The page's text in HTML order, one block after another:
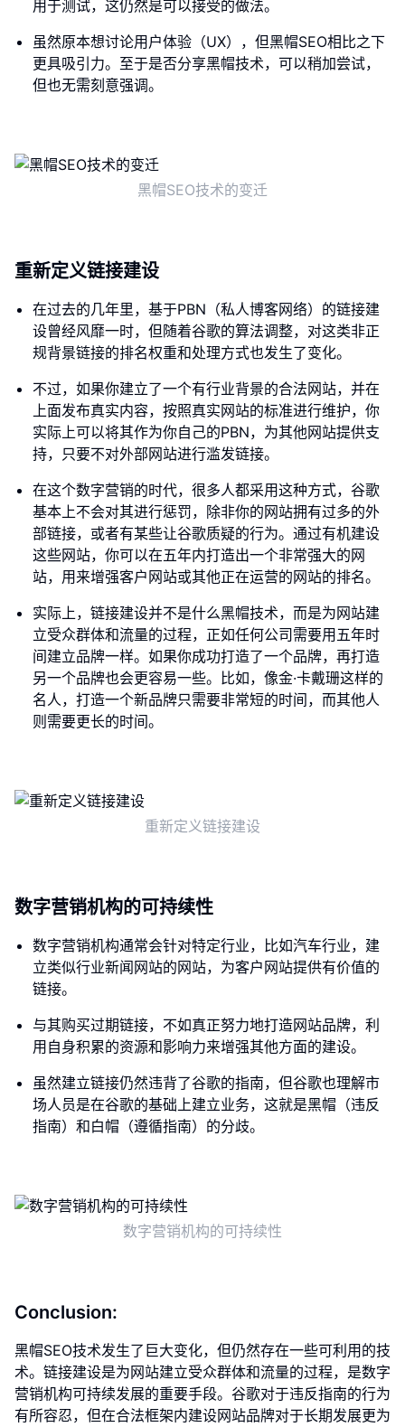
用于测试，这仍然是可以接受的做法。
虽然原本想讨论用户体验（UX），但黑帽SEO相比之下
更具吸引力。至于是否分享黑帽技术，可以稍加尝试，
但也无需刻意强调。
黑帽SEO技术的变迁
重新定义链接建设
在过去的几年里，基于PBN（私人博客网络）的链接建
设曾经风靡一时，但随着谷歌的算法调整，对这类非正
规背景链接的排名权重和处理方式也发生了变化。
不过，如果你建立了一个有行业背景的合法网站，并在
上面发布真实内容，按照真实网站的标准进行维护，你
实际上可以将其作为你自己的PBN，为其他网站提供支
持，只要不对外部网站进行滥发链接。
在这个数字营销的时代，很多人都采用这种方式，谷歌
基本上不会对其进行惩罚，除非你的网站拥有过多的外
部链接，或者有某些让谷歌质疑的行为。通过有机建设
这些网站，你可以在五年内打造出一个非常强大的网
站，用来增强客户网站或其他正在运营的网站的排名。
实际上，链接建设并不是什么黑帽技术，而是为网站建
立受众群体和流量的过程，正如任何公司需要用五年时
间建立品牌一样。如果你成功打造了一个品牌，再打造
另一个品牌也会更容易一些。比如，像金·卡戴珊这样的
名人，打造一个新品牌只需要非常短的时间，而其他人
则需要更长的时间。
重新定义链接建设
数字营销机构的可持续性
数字营销机构通常会针对特定行业，比如汽车行业，建
立类似行业新闻网站的网站，为客户网站提供有价值的
链接。
与其购买过期链接，不如真正努力地打造网站品牌，利
用自身积累的资源和影响力来增强其他方面的建设。
虽然建立链接仍然违背了谷歌的指南，但谷歌也理解市
场人员是在谷歌的基础上建立业务，这就是黑帽（违反
指南）和白帽（遵循指南）的分歧。
数字营销机构的可持续性
Conclusion:
黑帽SEO技术发生了巨大变化，但仍然存在一些可利用的技
术。链接建设是为网站建立受众群体和流量的过程，是数字
营销机构可持续发展的重要手段。谷歌对于违反指南的行为
有所容忍，但在合法框架内建设网站品牌对于长期发展更为